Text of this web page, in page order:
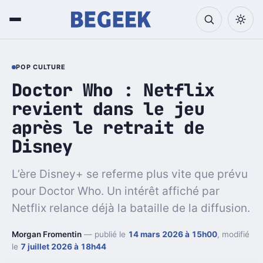
POP CULTURE
Doctor Who : Netflix
revient dans le jeu
après le retrait de
Disney
L’ère Disney+ se referme plus vite que prévu
pour Doctor Who. Un intérêt affiché par
Netflix relance déjà la bataille de la diffusion.
Morgan Fromentin — publié le 14 mars 2026 à 15h00, modifié
le 7 juillet 2026 à 18h44